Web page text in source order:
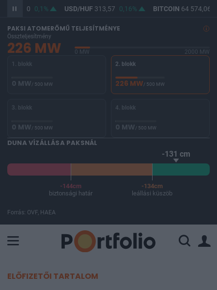
362,10 0,1% USD/HUF313,57 0,16% BITCOIN64 574,06
PAKSI ATOMERŐMŰ TELJESÍTMÉNYE
Összteljesítmény
226 MW 0 MW
2000 MW
1. blokk
0 MW/ 500 MW
2. blokk
226 MW/ 500 MW
3. blokk
0 MW/ 500 MW
4. blokk
0 MW/ 500 MW
DUNA VÍZÁLLÁSA PAKSNÁL
-131 cm
-144cm
biztonsági határ
-134cm
leállási küszöb
Forrás: OVF, HAEA
ELŐFIZETŐI TARTALOM